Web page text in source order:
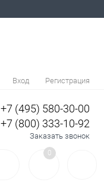
Вход Регистрация
+7 (495) 580-30-00
+7 (800) 333-10-92
Заказать звонок
0